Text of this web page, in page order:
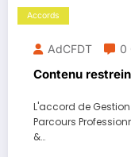
Accords
AdCFDT 0
Contenu
L'accord de
Parcours
&…